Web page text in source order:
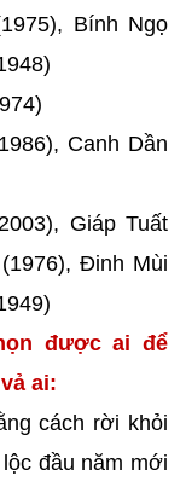
Bính Ngọ
Canh Dần
Giáp Tuất
Đinh Mùi
được ai để
ai:
cách rời khỏi
đầu năm mới